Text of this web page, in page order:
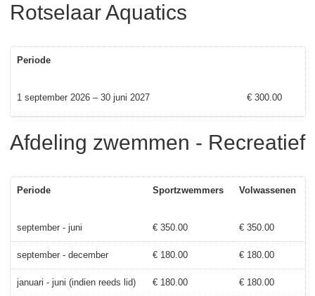
Rotselaar Aquatics
Periode
1 september 2026 – 30 juni 2027 € 300.00
Afdeling zwemmen - Recreatief
Periode Sportzwemmers Volwassenen
september - juni € 350.00 € 350.00
september - december € 180.00 € 180.00
januari - juni (indien reeds lid) € 180.00 € 180.00